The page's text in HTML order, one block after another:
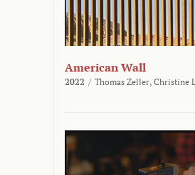
American Wall
2022 / Thomas Zeller, Christine